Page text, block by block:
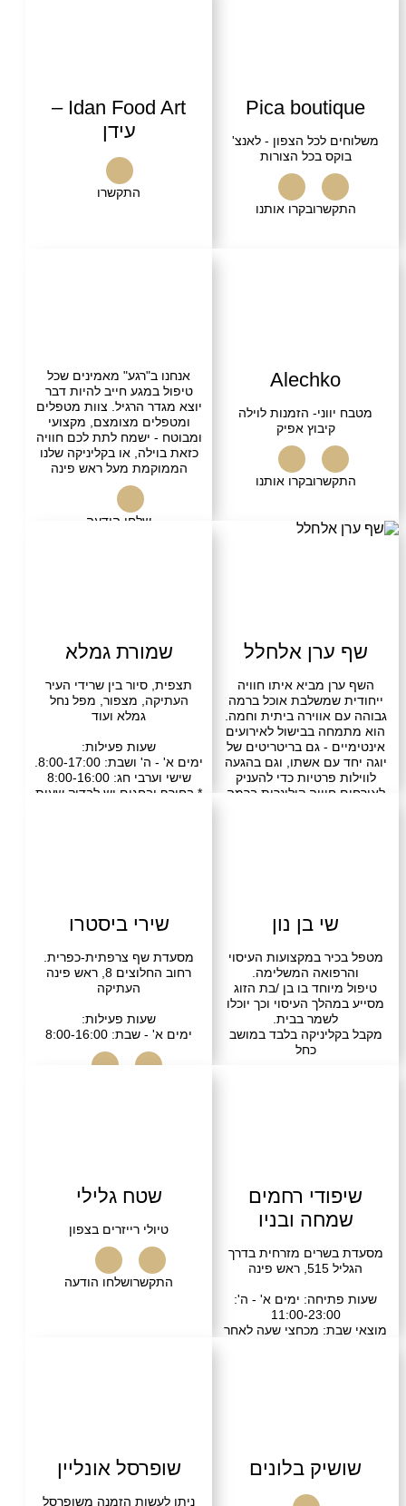
Pica
לכל הצפון - לאנצ'
בכל הצורות
בקרו אותנו
Idan Food Art –
Alechko
הזמנות לוילה
בקרו אותנו
אנחנו ב"רגע" מאמינים שכל
טיפול במגע חייב להיות דבר
יוצא מגדר הרגיל. צוות מטפלים
ומטפלים מצומצם, מקצועי
ומבוטח - ישמח לתת לכם חוויה
כזאת בוילה, או בקליניקה שלנו
הממוקמת מעל ראש פינה
שלחו הודעה
אלחלל
מביא איתו חוויה
שמשלבת אוכל ברמה
אווירה ביתית וחמה.
בבישול לאירועים
- גם בריטריטים של
עם אשתו, וגם בהגעה
פרטיות כדי להעניק
קולינרית ברמה
הוא יוצר תחושה של
כזו שמשלימה את
נוסף.
מחפשים חוויה
שמשלבת מקצועיות,
וחום אישי - זה בדיוק
שתרצו לצידכם.
שמורת גמלא
תצפית, סיור בין שרידי העיר
העתיקה, מצפור, מפל נחל
שעות פעילות:
ימים א' - ה' ושבת: 8:00-17:00.
שישי וערבי חג: 8:00-16:00
* בחורף ובחגים יש לבדוק שעות
שי בן נון
במקצועות העיסוי
המשלימה.
בו בן /בת הזוג
העיסוי וכך יוכלו
בלבד במושב
שירי ביסטרו
מסעדת שף צרפתית-כפרית.
רחוב החלוצים 8, ראש פינה
שעות פעילות:
ימים א' - שבת: 8:00-16:00
רחמים
ובניו
מזרחית בדרך
ימים א' - ה':
11:00-23:00
מכחצי שעה לאחר
שטח גלילי
טיולי רייזרים בצפון
שלחו הודעה
בלונים שופרסל אונליין
ניתן לעשות הזמנה משופרסל